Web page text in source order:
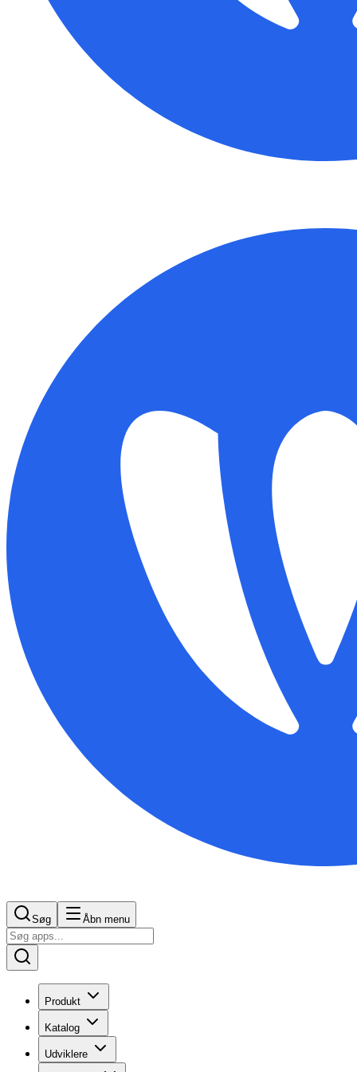
Søg Åbn menu
Produkt
Katalog
Udviklere